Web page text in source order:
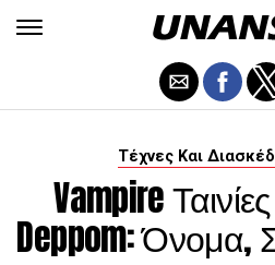
Τέχνες Και
Vampire
Deppom: Όνομα,